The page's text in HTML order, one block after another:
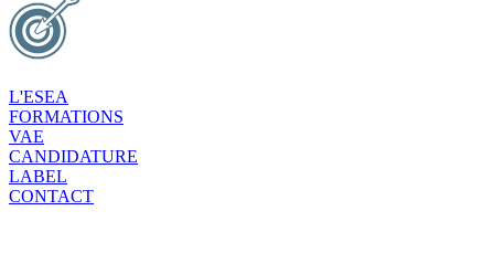
L'ESEA
FORMATIONS
VAE
CANDIDATURE
LABEL
CONTACT